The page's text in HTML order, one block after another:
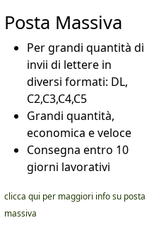
Posta Massiva
Per grandi quantità di
invii di lettere in
diversi formati: DL,
C2,C3,C4,C5
Grandi quantità,
economica e veloce
Consegna entro 10
giorni lavorativi
clicca qui per maggiori info su posta
massiva